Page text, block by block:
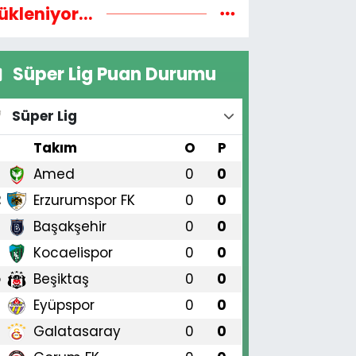
Süper Lig Puan Durumu
Süper Lig
Takım O P
Amed 0 0
Erzurumspor FK 0 0
Başakşehir 0 0
Kocaelispor 0 0
Beşiktaş 0 0
Eyüpspor 0 0
Galatasaray 0 0